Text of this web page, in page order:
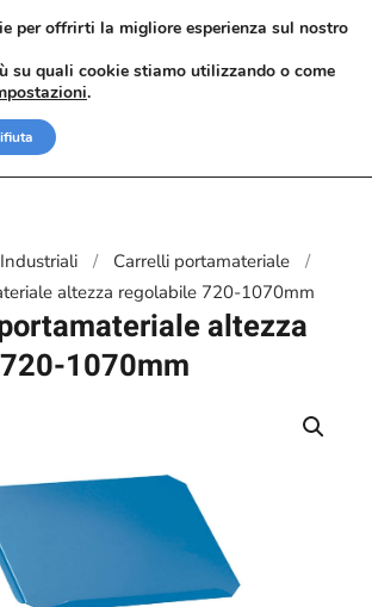
principale
Carrelli portamateriale
altezza regolabile 720-1070mm
altezza
1070mm
per offrirti la migliore esperienza sul nostro
su quali cookie stiamo utilizzando o come
.